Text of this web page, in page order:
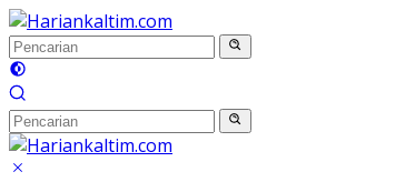
Langsung
ke
konten